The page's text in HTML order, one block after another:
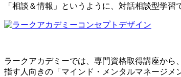
「相談＆情報」というように、対話相談型学
ラークアカデミーでは、専門資格取得講座か
指す人向きの「マインド・メンタルマネージ